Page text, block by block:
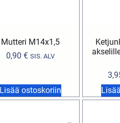
Mutteri M14x1,5
0,90 € SIS. ALV
Lisää ostoskoriin